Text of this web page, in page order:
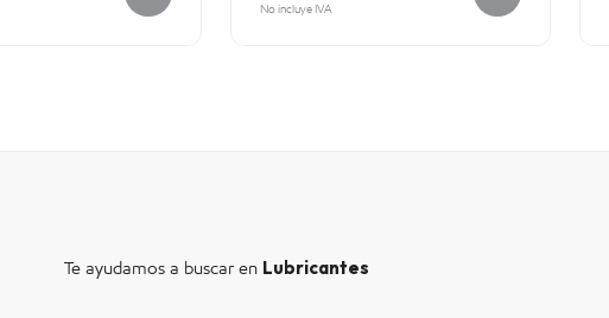
No incluye IVA
Te ayudamos a buscar en Lubricantes